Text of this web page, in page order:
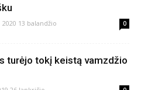
2020 13 balandžio 0
turėjo tokį keistą vamzdžio